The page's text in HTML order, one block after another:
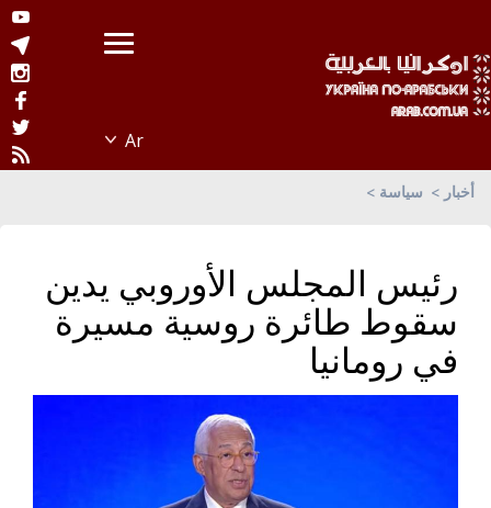
أخبار سياسة
رئيس المجلس الأوروبي يدين
سقوط طائرة روسية مسيرة
في رومانيا